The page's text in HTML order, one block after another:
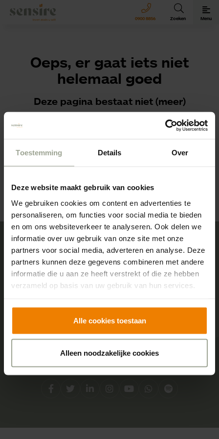
Toestemming Details Over
Deze website maakt gebruik van cookies
We gebruiken cookies om content en advertenties te
personaliseren, om functies voor social media te bieden
en om ons websiteverkeer te analyseren. Ook delen we
informatie over uw gebruik van onze site met onze
partners voor social media, adverteren en analyse. Deze
partners kunnen deze gegevens combineren met andere
informatie die u aan ze heeft verstrekt of die ze hebben
verzameld op basis van uw gebruik van hun services.
Alle cookies toestaan
Alleen noodzakelijke cookies
Sensire logo
0900 8856 Zoeken Menu
Oeps, er gaat iets niet
helemaal goed
Deze pagina bestaat niet (meer)
We willen jouw vraag of sollicitatie natuurlijk wel graag
Ga naar de homepaginaof navigeer via het menu
Sensire logo
Boterstraat 2
7051 DA Varsseveld
Social media
FacebookTwitterLinkedInInstagramYouTubeWhatsapp
Spotify